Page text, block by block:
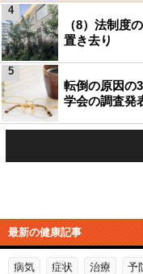
（8）法制度
置き去り
4
転倒の原因の
学会の調査発
5
最新の健康記事
病気 症状 治療 予